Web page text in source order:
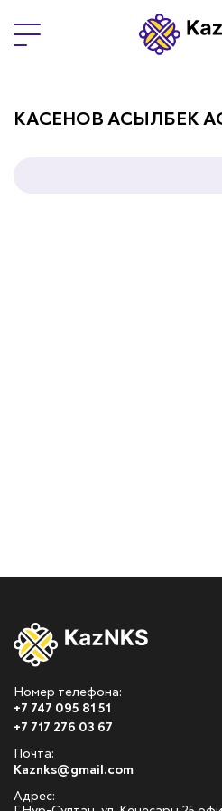
КАСЕНОВ АСЫЛБЕК
Номер телефона:
+7 747 095 81 51
+7 717 276 03 67
Почта:
Kaznks@gmail.com
Адрес: